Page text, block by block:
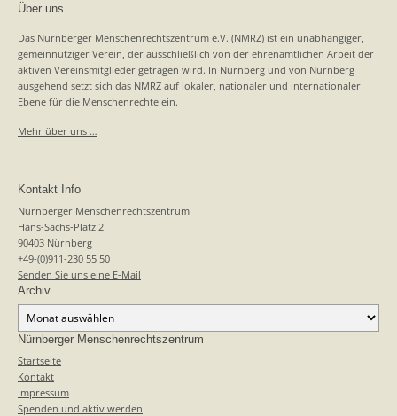
Über uns
Das Nürnberger Menschenrechtszentrum e.V. (NMRZ) ist ein unabhängiger,
gemeinnütziger Verein, der ausschließlich von der ehrenamtlichen Arbeit der
aktiven Vereinsmitglieder getragen wird. In Nürnberg und von Nürnberg
ausgehend setzt sich das NMRZ auf lokaler, nationaler und internationaler
Ebene für die Menschenrechte ein.
Mehr über uns …
Kontakt Info
Nürnberger Menschenrechtszentrum
Hans-Sachs-Platz 2
90403 Nürnberg
+49-(0)911-230 55 50
Senden Sie uns eine E-Mail
Archiv
Nürnberger Menschenrechtszentrum
Startseite
Kontakt
Impressum
Spenden und aktiv werden